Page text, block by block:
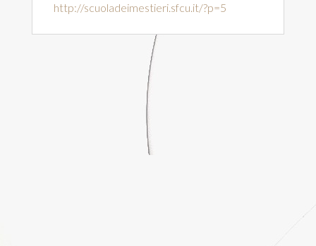
http://scuoladeimestieri.sfcu.it/?p=5